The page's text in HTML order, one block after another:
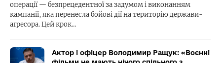
операції — безпрецедентної за задумом і виконанням
кампанії, яка перенесла бойові дії на територію держави-
агресора. Цей крок…
Актор і офіцер Володимир Ращук: «Воєнні